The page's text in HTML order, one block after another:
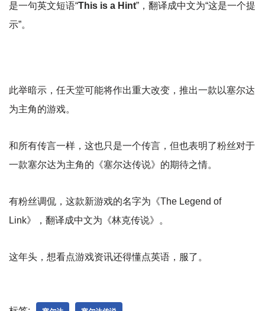
是一句英文短语“This is a Hint”，翻译成中文为“这是一个提
示”。
此举暗示，任天堂可能将作出重大改变，推出一款以塞尔达
为主角的游戏。
和所有传言一样，这也只是一个传言，但也表明了粉丝对于
一款塞尔达为主角的《塞尔达传说》的期待之情。
有粉丝调侃，这款新游戏的名字为《The Legend of
Link》，翻译成中文为《林克传说》。
这年头，想看点游戏资讯还得懂点英语，服了。